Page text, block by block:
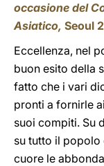
occasione del
Asiatico, Seoul
Eccellenza, nel
buon esito della
fatto che i vari
pronti a fornirle
suoi compiti. Su
su tutto il popolo
cuore le